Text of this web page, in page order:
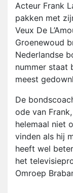
Acteur Frank
pakken met
Veux De
Groenewoud
Nederlandse
nummer staat
meest
De
ode van
helemaal niet
vinden als hij
heeft wel
het
Omroep